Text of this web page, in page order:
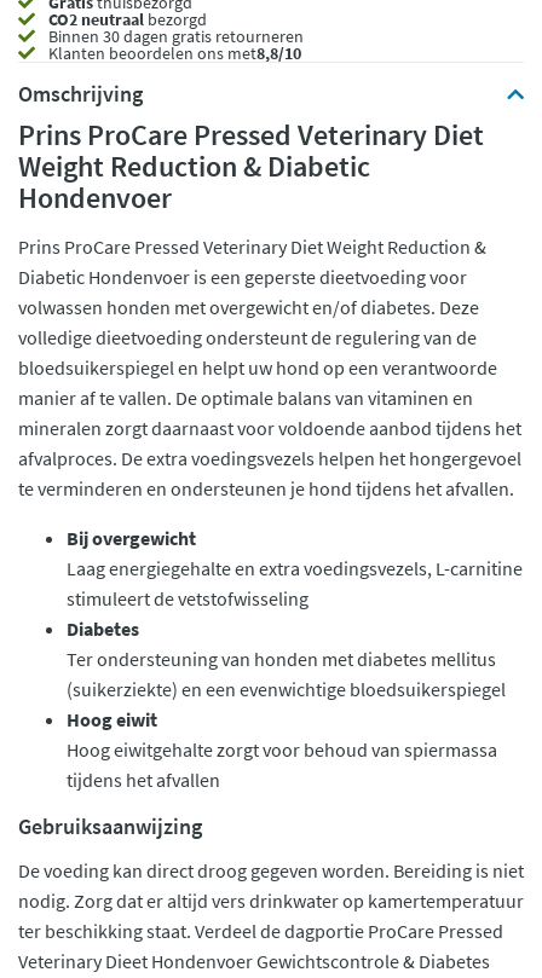
CO2 neutraal bezorgd
Binnen 30 dagen gratis retourneren
Klanten beoordelen ons met8,8/10
Omschrijving
Prins ProCare Pressed Veterinary Diet
Weight Reduction & Diabetic
Hondenvoer
Prins ProCare Pressed Veterinary Diet Weight Reduction &
Diabetic Hondenvoer is een geperste dieetvoeding voor
volwassen honden met overgewicht en/of diabetes. Deze
volledige dieetvoeding ondersteunt de regulering van de
bloedsuikerspiegel en helpt uw hond op een verantwoorde
manier af te vallen. De optimale balans van vitaminen en
mineralen zorgt daarnaast voor voldoende aanbod tijdens het
afvalproces. De extra voedingsvezels helpen het hongergevoel
te verminderen en ondersteunen je hond tijdens het afvallen.
Bij overgewicht
Laag energiegehalte en extra voedingsvezels, L-carnitine
stimuleert de vetstofwisseling
Diabetes
Ter ondersteuning van honden met diabetes mellitus
(suikerziekte) en een evenwichtige bloedsuikerspiegel
Hoog eiwit
Hoog eiwitgehalte zorgt voor behoud van spiermassa
tijdens het afvallen
Gebruiksaanwijzing
De voeding kan direct droog gegeven worden. Bereiding is niet
nodig. Zorg dat er altijd vers drinkwater op kamertemperatuur
ter beschikking staat. Verdeel de dagportie ProCare Pressed
Veterinary Dieet Hondenvoer Gewichtscontrole & Diabetes